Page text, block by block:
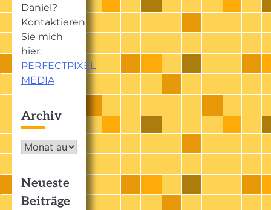
Daniel?
Kontaktieren
Sie mich
hier:
PERFECTPIXEL
MEDIA
Archiv
Archiv
Neueste
Beiträge